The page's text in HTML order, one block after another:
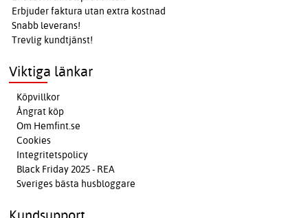
Erbjuder faktura utan extra kostnad
Snabb leverans!
Trevlig kundtjänst!
Viktiga länkar
Köpvillkor
Ångrat köp
Om Hemfint.se
Cookies
Integritetspolicy
Black Friday 2025 - REA
Sveriges bästa husbloggare